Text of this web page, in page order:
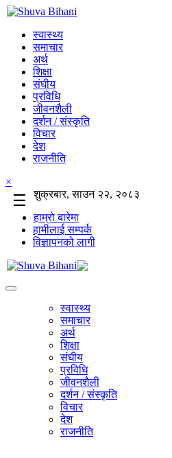
स्वास्थ्य
समाचार
अर्थ
शिक्षा
संघीय
प्रविधि
जीवनशैली
दर्शन / संस्कृति
विचार
देश
राजनीति
×
☰
शुक्रबार, साउन २२, २०८३
हाम्रो बारेमा
हामीलाई सम्पर्क
विज्ञापनको लागी
स्वास्थ्य
समाचार
अर्थ
शिक्षा
संघीय
प्रविधि
जीवनशैली
दर्शन / संस्कृति
विचार
देश
राजनीति